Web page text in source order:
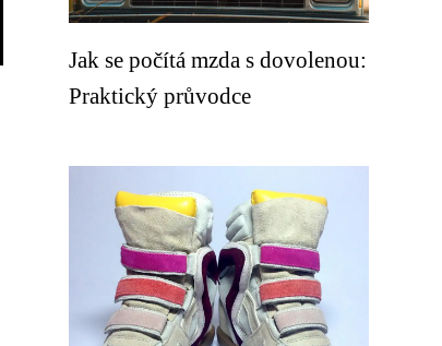
Jak se počítá mzda s dovolenou:
Praktický průvodce